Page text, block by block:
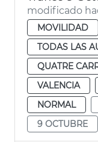
modificado
MOVILIDAD
TODAS LAS
QUATRE
VALENCIA
NORMAL
9 OCTUBRE